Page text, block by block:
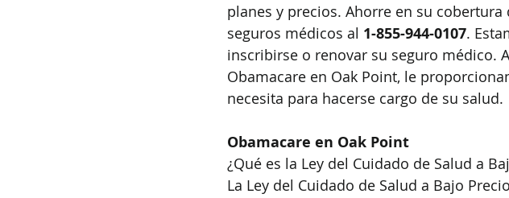
planes y precios. Ahorre en su
seguros médicos al 1-855-944-0107.
inscribirse o renovar su seguro médico.
Obamacare en Oak Point, le
necesita para hacerse cargo de su salud.
Obamacare en Oak Point
¿Qué es la Ley del Cuidado de Salud a
La Ley del Cuidado de Salud a Bajo